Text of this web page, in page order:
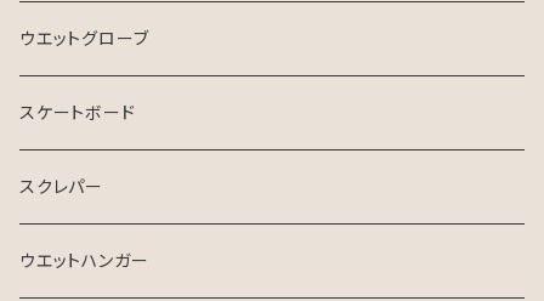
リーフブーツ
ウエットグローブ
スケートボード
スクレパー
ウエットハンガー